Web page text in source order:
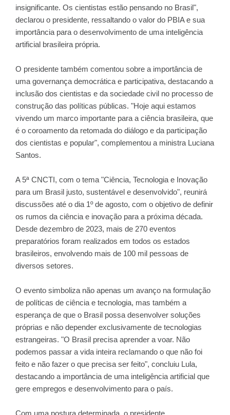
insignificante. Os cientistas estão pensando no Brasil",
declarou o presidente, ressaltando o valor do PBIA e sua
importância para o desenvolvimento de uma inteligência
artificial brasileira própria.
O presidente também comentou sobre a importância de
uma governança democrática e participativa, destacando a
inclusão dos cientistas e da sociedade civil no processo de
construção das políticas públicas. "Hoje aqui estamos
vivendo um marco importante para a ciência brasileira, que
é o coroamento da retomada do diálogo e da participação
dos cientistas e popular", complementou a ministra Luciana
Santos.
A 5ª CNCTI, com o tema "Ciência, Tecnologia e Inovação
para um Brasil justo, sustentável e desenvolvido", reunirá
discussões até o dia 1º de agosto, com o objetivo de definir
os rumos da ciência e inovação para a próxima década.
Desde dezembro de 2023, mais de 270 eventos
preparatórios foram realizados em todos os estados
brasileiros, envolvendo mais de 100 mil pessoas de
diversos setores.
O evento simboliza não apenas um avanço na formulação
de políticas de ciência e tecnologia, mas também a
esperança de que o Brasil possa desenvolver soluções
próprias e não depender exclusivamente de tecnologias
estrangeiras. "O Brasil precisa aprender a voar. Não
podemos passar a vida inteira reclamando o que não foi
feito e não fazer o que precisa ser feito", concluiu Lula,
destacando a importância de uma inteligência artificial que
gere empregos e desenvolvimento para o país.
Com uma postura determinada, o presidente